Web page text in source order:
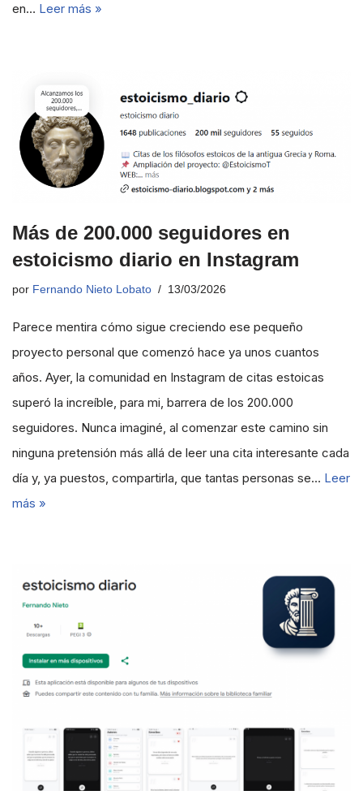
en… Leer más »
Más de 200.000 seguidores en
estoicismo diario en Instagram
por Fernando Nieto Lobato 13/03/2026
Parece mentira cómo sigue creciendo ese pequeño
proyecto personal que comenzó hace ya unos cuantos
años. Ayer, la comunidad en Instagram de citas estoicas
superó la increíble, para mi, barrera de los 200.000
seguidores. Nunca imaginé, al comenzar este camino sin
ninguna pretensión más allá de leer una cita interesante cada
día y, ya puestos, compartirla, que tantas personas se… Leer
más »